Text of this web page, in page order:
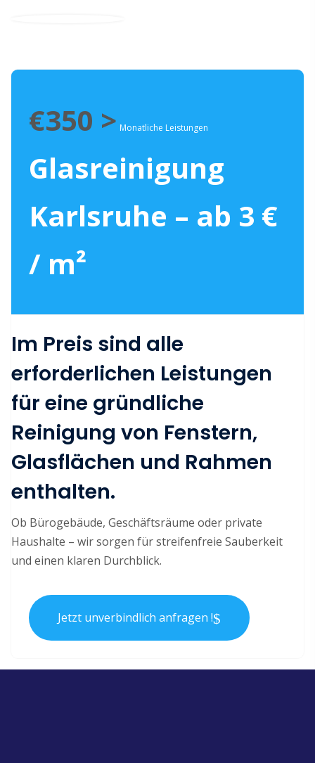
€350 > Monatliche Leistungen
Glasreinigung
Karlsruhe – ab 3 €
/ m²
Im Preis sind alle
erforderlichen Leistungen
für eine gründliche
Reinigung von Fenstern,
Glasflächen und Rahmen
enthalten.
Ob Bürogebäude, Geschäftsräume oder private
Haushalte – wir sorgen für streifenfreie Sauberkeit
und einen klaren Durchblick.
Jetzt unverbindlich anfragen !